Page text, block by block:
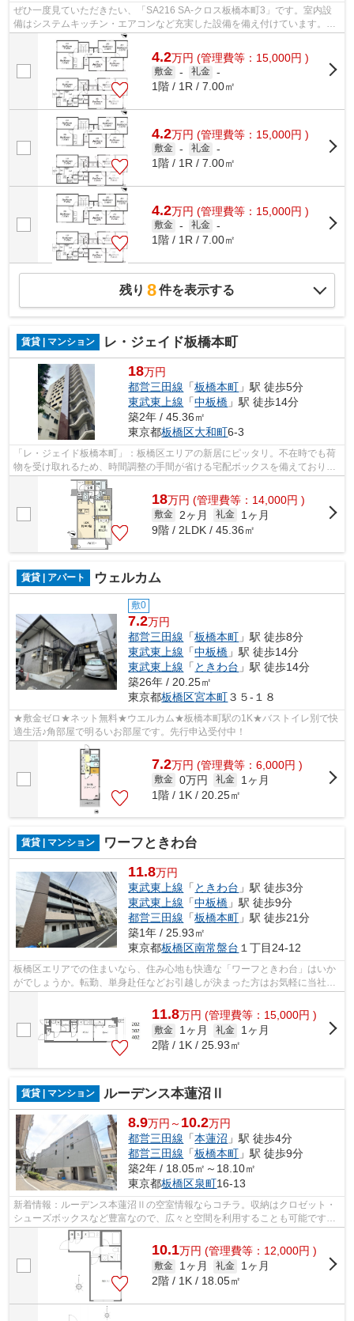
ぜひ一度見ていただきたい、「SA216 SA-クロス板橋本町3」です。室内設
備はシステムキッチン・エアコンなど充実した設備を備え付けています。駐
輪場付きの物件です。間取りがよい部屋...
4.2万円 (管理費等：15,000円 )
敷金 - 礼金 -
1階 / 1R / 7.00㎡
4.2万円 (管理費等：15,000円 )
敷金 - 礼金 -
1階 / 1R / 7.00㎡
4.2万円 (管理費等：15,000円 )
敷金 - 礼金 -
1階 / 1R / 7.00㎡
残り 8件を表示する
賃貸 | マンション レ・ジェイド板橋本町
18万円
都営三田線 「板橋本町 」駅 徒歩5分
東武東上線 「中板橋 」駅 徒歩14分
築2年 / 45.36㎡
東京都板橋区大和町6-3
「レ・ジェイド板橋本町」：板橋区エリアの新居にピッタリ。不在時でも荷
物を受け取れるため、時間調整の手間が省ける宅配ボックスを備えておりま
す。セキュリティ面は、TVインターホ...
18万円 (管理費等：14,000円 )
敷金 2ヶ月 礼金
1ヶ月
9階 / 2LDK / 45.36㎡
賃貸 | アパート ウェルカム
敷0
7.2万円
都営三田線 「板橋本町 」駅 徒歩8分
東武東上線 「中板橋 」駅 徒歩14分
東武東上線 「 ときわ台 」駅 徒歩14分
築26年 / 20.25㎡
東京都板橋区宮本町３５-１８
★敷金ゼロ★ネット無料★ウエルカム★板橋本町駅の1K★バストイレ別で快
適生活♪角部屋で明るいお部屋です。先行申込受付中！
7.2万円 (管理費等：6,000円 )
敷金 0万円 礼金
1ヶ月
1階 / 1K / 20.25㎡
賃貸 | マンション ワーフときわ台
11.8万円
東武東上線 「 ときわ台 」駅 徒歩3分
東武東上線 「中板橋 」駅 徒歩9分
都営三田線 「板橋本町 」駅 徒歩21分
築1年 / 25.93㎡
東京都板橋区南常盤台 １丁目24-12
板橋区エリアでの住まいなら、住み心地も快適な「ワーフときわ台」はいか
がでしょうか。転勤、単身赴任などお引越しが決まった方はお気軽に当社へ
お問い合せ下さい。板橋区エリアやと...
11.8万円 (管理費等：15,000円 )
敷金 1ヶ月 礼金
1ヶ月
2階 / 1K / 25.93㎡
賃貸 | マンション ルーデンス本蓮沼Ⅱ
8.9万円～ 10.2万円
都営三田線 「本蓮沼 」駅 徒歩4分
都営三田線 「板橋本町 」駅 徒歩9分
築2年 / 18.05㎡～18.10㎡
東京都板橋区泉町16-13
新着情報：ルーデンス本蓮沼Ⅱの空室情報ならコチラ。収納はクロゼット・
シューズボックスなど豊富なので、広々と空間を利用することも可能です。
セキュリティ面は、オートロック・TVイ...
10.1万円 (管理費等：12,000円 )
敷金 1ヶ月 礼金
1ヶ月
2階 / 1K / 18.05㎡